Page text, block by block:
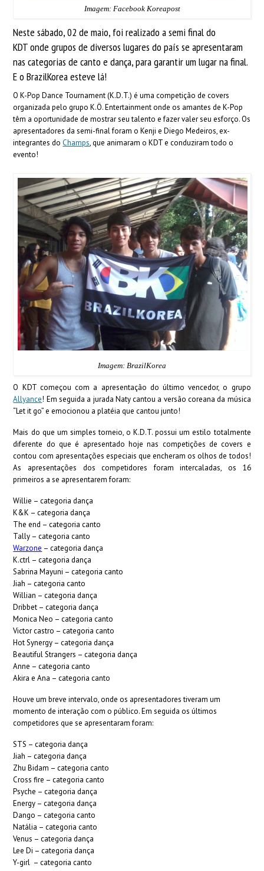
Imagem: Facebook Koreapost
Neste sábado, 02 de maio, foi realizado a semi final do
KDTonde grupos de diversos lugares do país se apresentaram
nas categorias de canto e dança, para garantir um lugar na final.
E o BrazilKorea esteve lá!
O K-Pop Dance Tournament (K.D.T.) é uma competição de covers
organizada pelo grupo K.Ö. Entertainment onde os amantes de K-Pop
têm a oportunidade de mostrar seu talento e fazer valer seu esforço. Os
apresentadores da semi-final foram o Kenji e Diego Medeiros, ex-
integrantes do Champs, que animaram o KDT e conduziram todo o
evento!
Imagem: BrazilKorea
O KDT começou com a apresentação do último vencedor, o grupo
Allyance! Em seguida a jurada Naty cantou a versão coreana da música
“Let it go” e emocionou a platéia que cantou junto!
Mais do que um simples torneio, o K.D.T. possui um estilo totalmente
diferente do que é apresentado hoje nas competições de covers e
contou com apresentações especiais que encheram os olhos de todos!
As apresentações dos competidores foram intercaladas, os 16
primeiros a se apresentarem foram:
Willie – categoria dança
K&K – categoria dança
The end – categoria canto
Tally – categoria canto
Warzone – categoria dança
K.ctrl – categoria dança
Sabrina Mayuni – categoria canto
Jiah – categoria canto
Willian – categoria dança
Dribbet – categoria dança
Monica Neo – categoria canto
Victor castro – categoria canto
Hot Synergy – categoria dança
Beautiful Strangers – categoria dança
Anne – categoria canto
Akira e Ana – categoria canto
Houve um breve intervalo, onde os apresentadores tiveram um
momento de interação com o público. Em seguida os últimos
competidores que se apresentaram foram:
STS – categoria dança
Jiah – categoria dança
Zhu Bidam – categoria canto
Cross fire – categoria canto
Psyche – categoria dança
Energy – categoria dança
Dango – categoria canto
Natália – categoria canto
Venus – categoria dança
Lee Di – categoria dança
Y-girl – categoria canto